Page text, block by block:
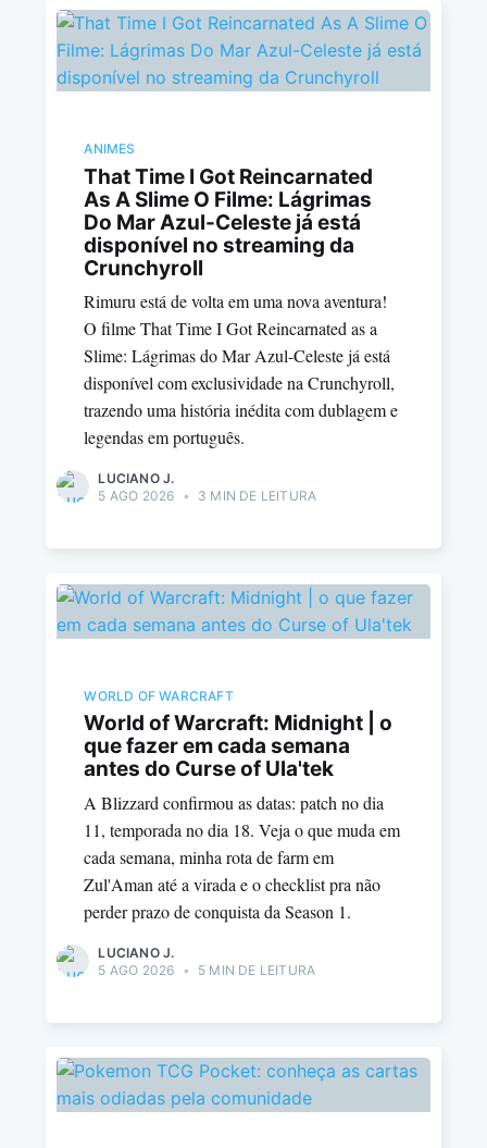
ANIMES
That Time I Got Reincarnated
As A Slime O Filme: Lágrimas
Do Mar Azul-Celeste já está
disponível no streaming da
Crunchyroll
Rimuru está de volta em uma nova aventura!
O filme That Time I Got Reincarnated as a
Slime: Lágrimas do Mar Azul-Celeste já está
disponível com exclusividade na Crunchyroll,
trazendo uma história inédita com dublagem e
legendas em português.
LUCIANO J.
5 AGO 2026 • 3 MIN DE LEITURA
WORLD OF WARCRAFT
World of Warcraft: Midnight | o
que fazer em cada semana
antes do Curse of Ula'tek
A Blizzard confirmou as datas: patch no dia
11, temporada no dia 18. Veja o que muda em
cada semana, minha rota de farm em
Zul'Aman até a virada e o checklist pra não
perder prazo de conquista da Season 1.
LUCIANO J.
5 AGO 2026 • 5 MIN DE LEITURA